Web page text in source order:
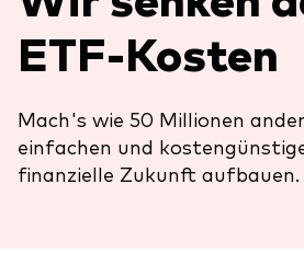
ETFs
Indexfonds
Aktien
Ratgeber
Über uns
Unsere Mission
Kontakt
ETF-Kosten
Mach's wie 50 Millionen
einfachen und
finanzielle Zukunft aufbauen.